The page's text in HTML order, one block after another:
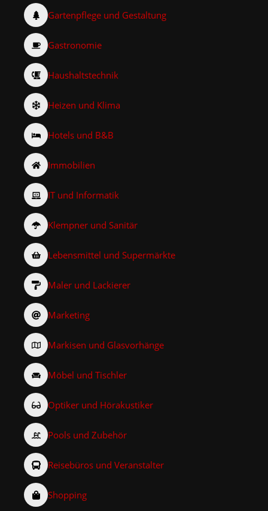
Gartenpflege und Gestaltung
Gastronomie
Haushaltstechnik
Heizen und Klima
Hotels und B&B
Immobilien
IT und Informatik
Klempner und Sanitär
Lebensmittel und Supermärkte
Maler und Lackierer
Marketing
Markisen und Glasvorhänge
Möbel und Tischler
Optiker und Hörakustiker
Pools und Zubehör
Reisebüros und Veranstalter
Shopping